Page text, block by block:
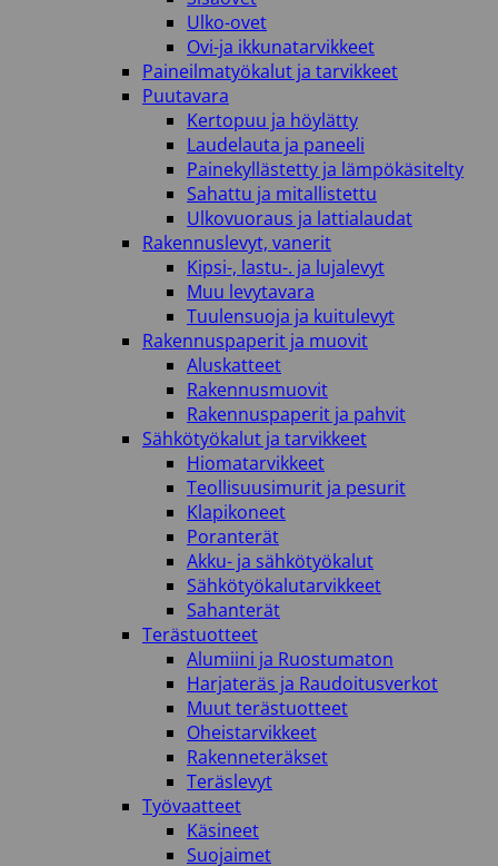
Ulko-ovet
Ovi-ja ikkunatarvikkeet
Paineilmatyökalut ja tarvikkeet
Puutavara
Kertopuu ja höylätty
Laudelauta ja paneeli
Painekyllästetty ja lämpökäsitelty
Sahattu ja mitallistettu
Ulkovuoraus ja lattialaudat
Rakennuslevyt, vanerit
Kipsi-, lastu-. ja lujalevyt
Muu levytavara
Tuulensuoja ja kuitulevyt
Rakennuspaperit ja muovit
Aluskatteet
Rakennusmuovit
Rakennuspaperit ja pahvit
Sähkötyökalut ja tarvikkeet
Hiomatarvikkeet
Teollisuusimurit ja pesurit
Klapikoneet
Poranterät
Akku- ja sähkötyökalut
Sähkötyökalutarvikkeet
Sahanterät
Terästuotteet
Alumiini ja Ruostumaton
Harjateräs ja Raudoitusverkot
Muut terästuotteet
Oheistarvikkeet
Rakenneteräkset
Teräslevyt
Työvaatteet
Käsineet
Suojaimet